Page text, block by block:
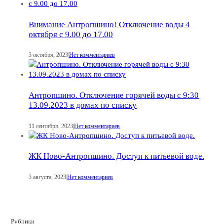
Внимание Антропшино! Отключение воды 4
октября с 9.00 до 17.00
3 октября, 2023Нет комментариев
Антропшино. Отключение горячей воды с 9:30
13.09.2023 в домах по списку
11 сентября, 2023|Нет комментариев
ЖК Ново-Антропшино. Доступ к питьевой воде.
3 августа, 2023|Нет комментариев
Рубрики